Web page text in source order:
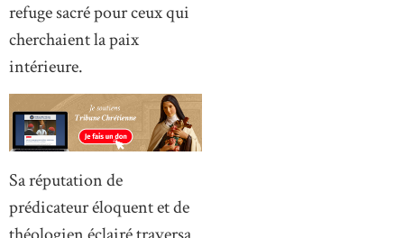
refuge sacré pour ceux qui
cherchaient la paix
intérieure.
Sa réputation de
prédicateur éloquent et de